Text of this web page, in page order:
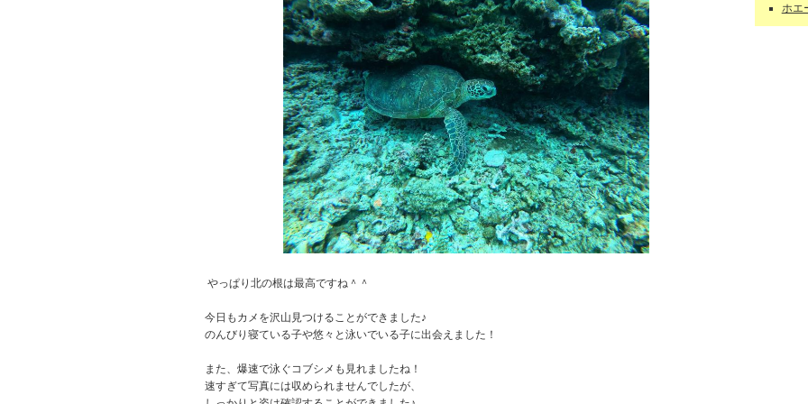
やっぱり北の根は最高ですね＾＾
今日もカメを沢山見つけることができました♪
のんびり寝ている子や悠々と泳いでいる子に出会えました！
また、爆速で泳ぐコブシメも見れましたね！
速すぎて写真には収められませんでしたが、
ホエ